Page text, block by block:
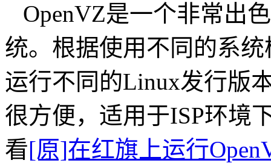
OpenVZ是一个非常出
统。根据使用不同的系
运行不同的Linux发行版
很方便，适用于ISP环境
看[原]在红旗上运行